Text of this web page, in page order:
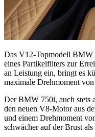
Das V12-Topmodell
eines Partikelfilters zur
an Leistung ein, bringt es
maximale Drehmoment
Der BMW 750i, auch stets
den neuen V8-Motor aus
und einem Drehmoment
schwächer auf der Brust